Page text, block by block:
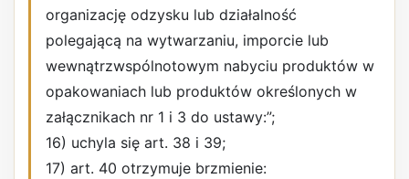
organizację odzysku lub działalność
polegającą na wytwarzaniu, imporcie lub
wewnątrzwspólnotowym nabyciu produktów w
opakowaniach lub produktów określonych w
załącznikach nr 1 i 3 do ustawy:”;
16) uchyla się art. 38 i 39;
17) art. 40 otrzymuje brzmienie: